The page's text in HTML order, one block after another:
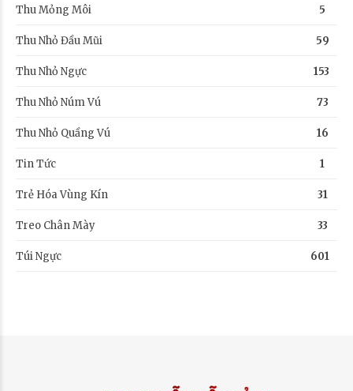
Thu Mỏng Môi 5
Thu Nhỏ Đầu Mũi 59
Thu Nhỏ Ngực 153
Thu Nhỏ Núm Vú 73
Thu Nhỏ Quầng Vú 16
Tin Tức 1
Trẻ Hóa Vùng Kín 31
Treo Chân Mày 33
Túi Ngực 601